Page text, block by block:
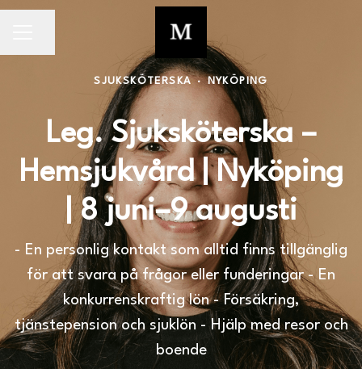
SJUKSKÖTERSKA · NYKÖPING
Leg. Sjuksköterska –
Hemsjukvård | Nyköping
| 8 juni–9 augusti
- En personlig kontakt som alltid finns tillgänglig
för att svara på frågor eller funderingar - En
konkurrenskraftig lön - Försäkring,
tjänstepension och sjuklön - Hjälp med resor och
boende